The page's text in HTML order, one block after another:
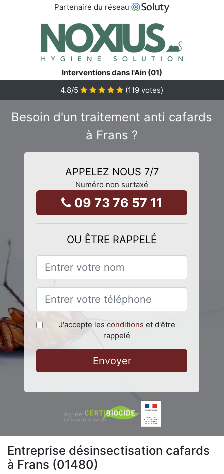
Partenaire du réseau
Interventions dans l'Ain (01)
4.8/5 (119 votes)
Besoin d'un traitement anti cafards
à Frans ?
APPELEZ NOUS 7/7
Numéro non surtaxé
09 73 76 57 11
OU ÊTRE RAPPELÉ
J'accepte les conditions et d'être
rappelé
Envoyer
Entreprise désinsectisation cafards
à Frans (01480)